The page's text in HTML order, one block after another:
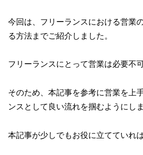
今回は、フリーランスにおける営業
る方法までご紹介しました。
フリーランスにとって営業は必要不
そのため、本記事を参考に営業を上
ンスとして良い流れを掴むようにし
本記事が少しでもお役に立てていれ